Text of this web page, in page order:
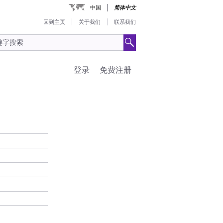
中国 简体中文
回到主页 关于我们 联系我们
免费注册
登录